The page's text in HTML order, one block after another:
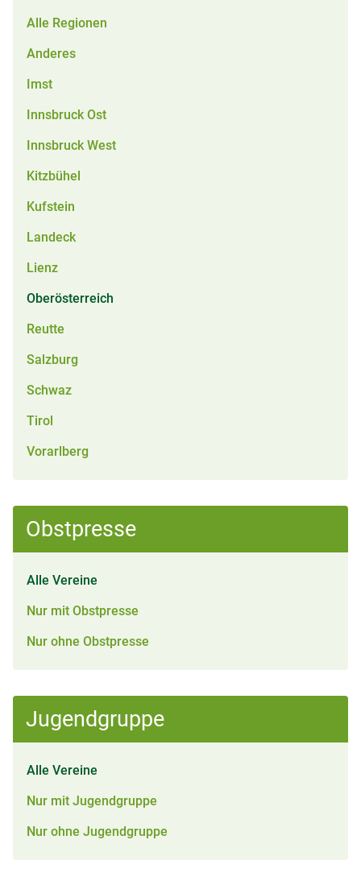
Alle Regionen
Anderes
Imst
Innsbruck Ost
Innsbruck West
Kitzbühel
Kufstein
Landeck
Lienz
Oberösterreich
Reutte
Salzburg
Schwaz
Tirol
Vorarlberg
Obstpresse
Alle Vereine
Nur mit Obstpresse
Nur ohne Obstpresse
Jugendgruppe
Alle Vereine
Nur mit Jugendgruppe
Nur ohne Jugendgruppe